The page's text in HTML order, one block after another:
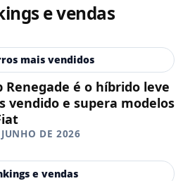
e vendas
mais vendidos
Renegade é o híbrido leve
vendido e supera modelos
DE 2026
e vendas